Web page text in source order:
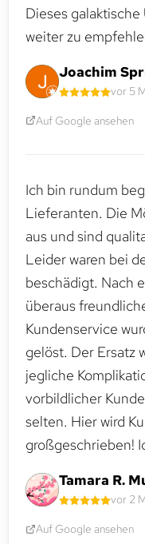
Dieses
weiter zu
Joachim
vor 5
Auf Google ansehen
Ich bin rundum
Lieferanten. Die
aus und sind
Leider waren bei
beschädigt. Nach
überaus
Kundenservice
gelöst. Der Ersatz
jegliche
vorbildlicher
selten. Hier wird
großgeschrieben!
Tamara R.
vor 2
Auf Google ansehen